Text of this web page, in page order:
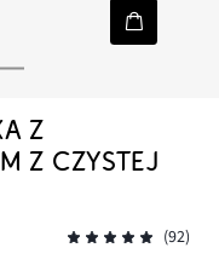
Z
Z CZYSTEJ
(92)